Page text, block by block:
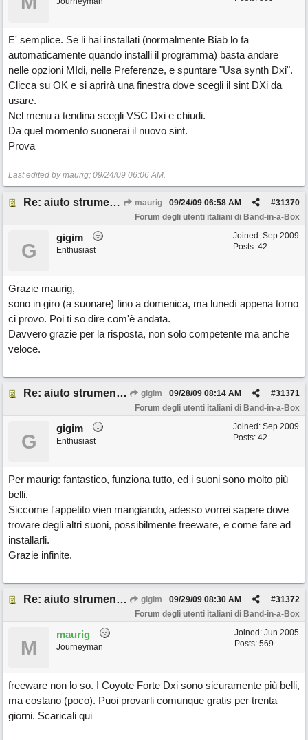
E' semplice. Se li hai installati (normalmente Biab lo fa
automaticamente quando installi il programma) basta andare
nelle opzioni MIdi, nelle Preferenze, e spuntare "Usa synth Dxi".
Clicca su OK e si aprirà una finestra dove scegli il sint DXi da
usare.
Nel menu a tendina scegli VSC Dxi e chiudi.
Da quel momento suonerai il nuovo sint.
Prova
Last edited by maurig; 09/24/09 06:06 AM.
Re: aiuto strumenti virtuali maurig #31370
09/24/09 06:58 AM
Forum degli utenti italiani di Band-in-a-Box
Joined: Sep 2009
Posts: 42
G
gigim
Enthusiast
Grazie maurig,
sono in giro (a suonare) fino a domenica, ma lunedì appena torno
ci provo. Poi ti so dire com'è andata.
Davvero grazie per la risposta, non solo competente ma anche
veloce.
Re: aiuto strumenti virtuali gigim #31371
09/28/09 08:14 AM
Forum degli utenti italiani di Band-in-a-Box
Joined: Sep 2009
Posts: 42
G
gigim
Enthusiast
Per maurig: fantastico, funziona tutto, ed i suoni sono molto più
belli.
Siccome l'appetito vien mangiando, adesso vorrei sapere dove
trovare degli altri suoni, possibilmente freeware, e come fare ad
installarli.
Grazie infinite.
Re: aiuto strumenti virtuali gigim #31372
09/29/09 08:30 AM
Forum degli utenti italiani di Band-in-a-Box
Joined: Jun 2005
Posts: 569
M
maurig
Journeyman
freeware non lo so. I Coyote Forte Dxi sono sicuramente più belli,
ma costano (poco). Puoi provarli comunque gratis per trenta
giorni. Scaricali qui